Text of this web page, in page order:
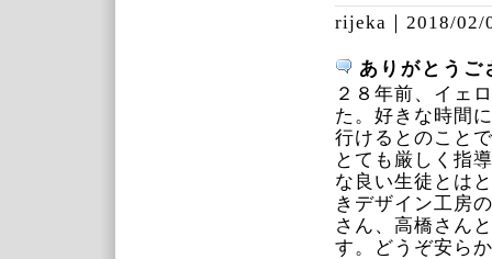
rijeka｜ 2018/02/
ありがとうご
２８年前、イェ
た。好きな時間
行けるとのこと
とても厳しく指
な良い生徒とは
きデザイン工房
さん、高橋さん
す。どうぞ安ら